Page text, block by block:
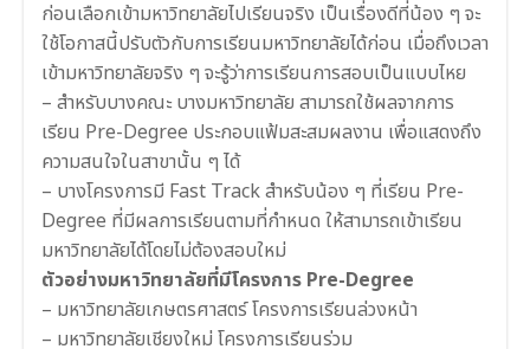
ก่อนเลือกเข้ามหาวิทยาลัยไปเรียนจริง เป็นเรื่องดีที่น้อง ๆ จะ
ใช้โอกาสนี้ปรับตัวกับการเรียนมหาวิทยาลัยได้ก่อน เมื่อถึงเวลา
เข้ามหาวิทยาลัยจริง ๆ จะรู้ว่าการเรียนการสอบเป็นแบบไหย
– สำหรับบางคณะ บางมหาวิทยาลัย สามารถใช้ผลจากการ
เรียน Pre-Degree ประกอบแฟ้มสะสมผลงาน เพื่อแสดงถึง
ความสนใจในสาขานั้น ๆ ได้
– บางโครงการมี Fast Track สำหรับน้อง ๆ ที่เรียน Pre-
Degree ที่มีผลการเรียนตามที่กำหนด ให้สามารถเข้าเรียน
มหาวิทยาลัยได้โดยไม่ต้องสอบใหม่
ตัวอย่างมหาวิทยาลัยที่มีโครงการ Pre-Degree
– มหาวิทยาลัยเกษตรศาสตร์ โครงการเรียนล่วงหน้า
– มหาวิทยาลัยเชียงใหม่ โครงการเรียนร่วม